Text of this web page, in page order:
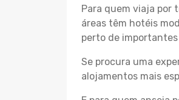
Para quem viaja por
áreas têm hotéis
perto de
Se procura uma
alojamentos mais